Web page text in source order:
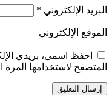
البريد الإلكتروني *
الموقع الإلكتروني
احفظ اسمي، بريدي
المتصفح لاستخدامها المرة